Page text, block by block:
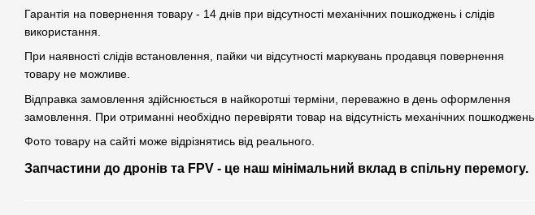
Гарантія на повернення товару - 14 днів при відсутності механічних пошкоджень і слідів
використання.
При наявності слідів встановлення, пайки чи відсутності маркувань продавця повернення
товару не можливе.
Відправка замовлення здійснюється в найкоротші терміни, переважно в день оформлення
замовлення. При отриманні необхідно перевіряти товар на відсутність механічних пошкоджень.
Фото товару на сайті може відрізнятись від реального.
Запчастини до дронів та FPV - це наш мінімальний вклад в спільну перемогу.